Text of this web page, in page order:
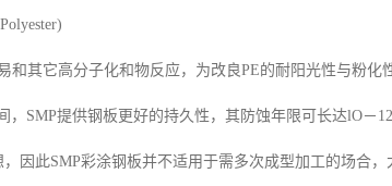
和其它高分子化和物反应，为改良PE的耐阳光性与粉
SMP提供钢板更好的持久性，其防蚀年限可长达lO－
因此SMP彩涂钢板并不适用于需多次成型加工的场合，